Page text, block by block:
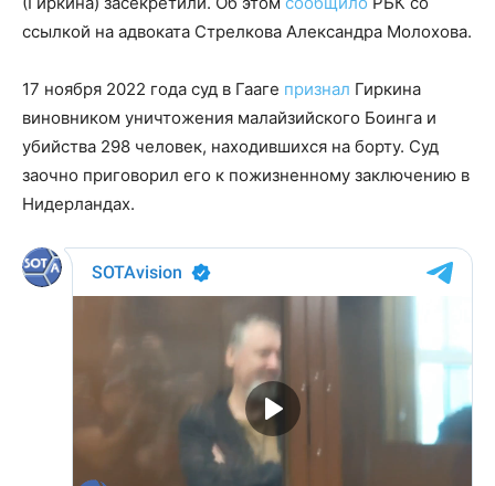
ссылкой на адвоката Стрелкова Александра Молохова.
17 ноября 2022 года суд в Гааге признал Гиркина
виновником уничтожения малайзийского Боинга и
убийства 298 человек, находившихся на борту. Суд
заочно приговорил его к пожизненному заключению в
Нидерландах.